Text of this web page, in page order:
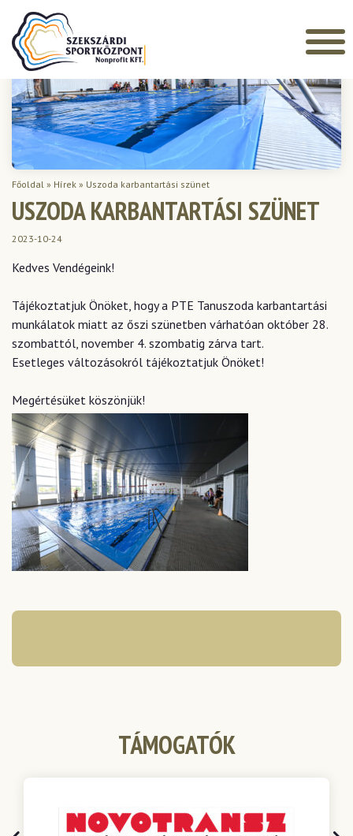
Főoldal » Hírek » Uszoda karbantartási szünet
USZODA KARBANTARTÁSI SZÜNET
2023-10-24
Kedves Vendégeink!
Tájékoztatjuk Önöket, hogy a PTE Tanuszoda karbantartási
munkálatok miatt az őszi szünetben várhatóan október 28.
szombattól, november 4. szombatig zárva tart.
Esetleges változásokról tájékoztatjuk Önöket!
Megértésüket köszönjük!
TÁMOGATÓK